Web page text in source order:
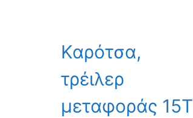
Καρότσα,
τρέιλερ
μεταφοράς 15Τ